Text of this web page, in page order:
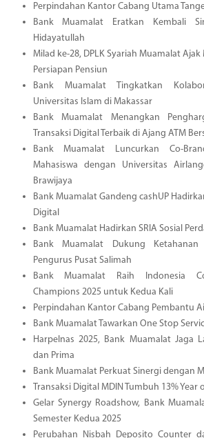
Perpindahan Kantor Cabang Utama
Bank Muamalat Eratkan Kembali
Hidayatullah
Milad ke-28, DPLK Syariah Muamalat
Persiapan Pensiun
Bank Muamalat Tingkatkan
Universitas Islam di Makassar
Bank Muamalat Menangkan
Transaksi Digital Terbaik di Ajang ATM
Bank Muamalat Luncurkan Co-
Mahasiswa dengan Universitas
Brawijaya
Bank Muamalat Gandeng cashUP
Digital
Bank Muamalat Hadirkan SRIA Sosial
Bank Muamalat Dukung Ketahanan
Pengurus Pusat Salimah
Bank Muamalat Raih Indonesia
Champions 2025 untuk Kedua Kali
Perpindahan Kantor Cabang Pembantu
Bank Muamalat Tawarkan One Stop
Harpelnas 2025, Bank Muamalat Jaga
dan Prima
Bank Muamalat Perkuat Sinergi dengan
Transaksi Digital MDIN Tumbuh 13% Year
Gelar Synergy Roadshow, Bank
Semester Kedua 2025
Perubahan Nisbah Deposito Counter